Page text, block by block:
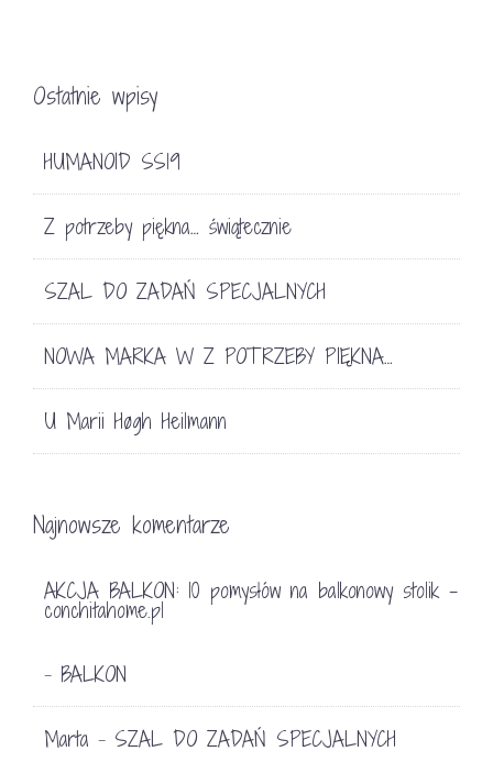
Ostatnie wpisy
HUMANOID SS19
Z potrzeby piękna… świątecznie
SZAL DO ZADAŃ SPECJALNYCH
NOWA MARKA W Z POTRZEBY PIĘKNA…
U Marii Høgh Heilmann
Najnowsze komentarze
AKCJA BALKON: 10 pomysłów na balkonowy stolik -
conchitahome.pl
- BALKON
Marta - SZAL DO ZADAŃ SPECJALNYCH